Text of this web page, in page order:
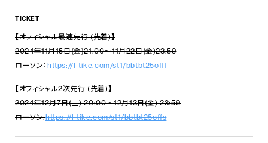
TICKET
【オフィシャル最速先行 (先着)】
2024年11月15日(金)21:00〜11月22日(金)23:59
ローソン：https://l-tike.com/st1/bbtbt25offf
【オフィシャル2次先行 (先着)】
2024年12月7日(土) 20:00 ~ 12月13日(金) 23:59
ローソン:https://l-tike.com/st1/bbtbt25offs